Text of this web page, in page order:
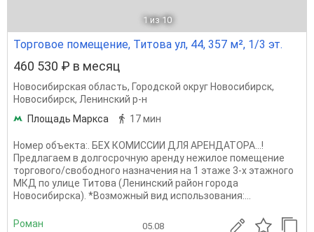
1 из 10
Торговое помещение, Титова ул, 44, 357 м², 1/3 эт.
460 530 ₽ в месяц
Новосибирская область, Городской округ Новосибирск,
Новосибирск, Ленинский р-н
Площадь Маркса
17 мин
Номер объекта:. БЕХ КОМИССИИ ДЛЯ АРЕНДАТОРА...!
Предлагаем в долгосрочную аренду нежилое помещение
торгового/свободного назначения на 1 этаже 3-х этажного
МКД по улице Титова (Ленинский район города
Новосибирска). *Возможный вид использования:...
Роман 05.08